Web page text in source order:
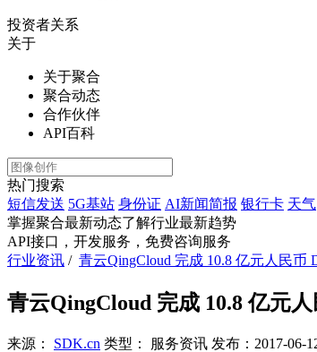
投资者关系
关于
关于聚合
聚合动态
合作伙伴
API百科
热门搜索
短信发送 5G基站 身份证 AI新闻简报 银行卡 天气
掌握聚合最新动态了解行业最新趋势
API接口，开发服务，免费咨询服务
行业资讯 / 青云QingCloud 完成 10.8 亿元人民币
青云QingCloud 完成 10.8 亿元
来源： SDK.cn 类型： 服务资讯 发布： 2017-06-